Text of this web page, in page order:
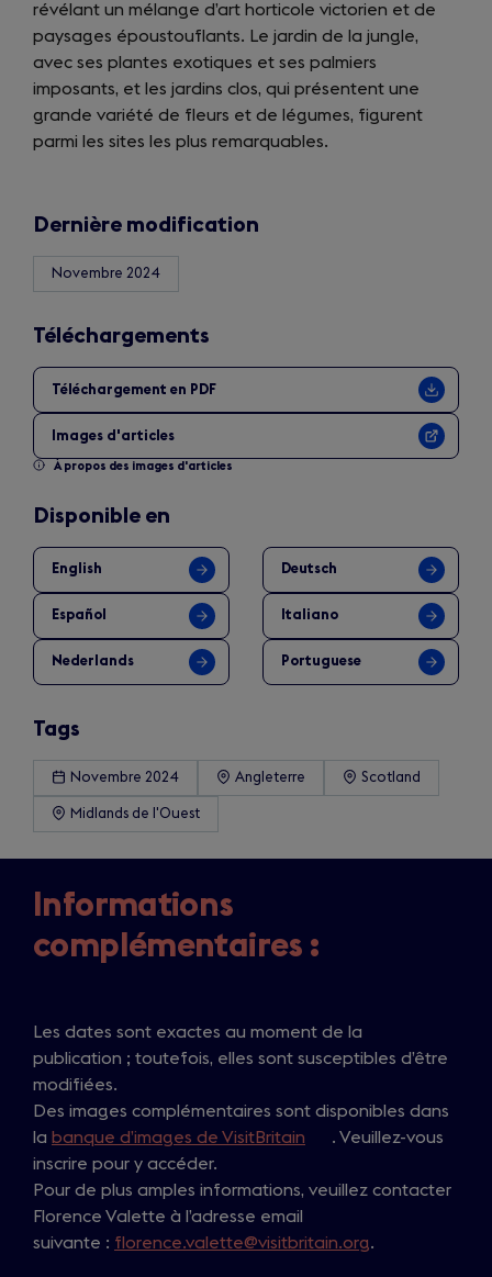
révélant un mélange d’art horticole victorien et de
paysages époustouflants. Le jardin de la jungle,
avec ses plantes exotiques et ses palmiers
imposants, et les jardins clos, qui présentent une
grande variété de fleurs et de légumes, figurent
parmi les sites les plus remarquables.
Dernière modification
Novembre 2024
Téléchargements
Téléchargement en PDF
Images d'articles
À propos des images d'articles
Disponible en
English Deutsch
Español Italiano
Nederlands Portuguese
Tags
Novembre 2024 Angleterre Scotland
Midlands de l'Ouest
Informations
complémentaires :
Les dates sont exactes au moment de la
publication ; toutefois, elles sont susceptibles d’être
modifiées.
Des images complémentaires sont disponibles dans
la banque d’images de VisitBritain
p
n
. Veuillez-vous
inscrire pour y accéder.
Pour de plus amples informations, veuillez contacter
Florence Valette à l’adresse email
suivante : florence.valette@visitbritain.org.